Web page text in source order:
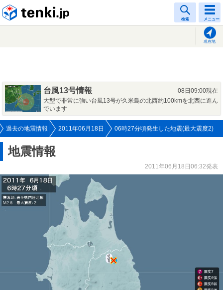
検索 メニュー
現在地
台風13号情報
08日09:00現在
大型で非常に強い台風13号が久米島の北西約100kmを北西に進ん
でいます
過去の地震情報 2011年06月18日 06時27分頃発生した地震(最大震度2)
地震情報
2011年06月18日06:32発表